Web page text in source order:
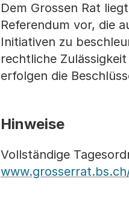
Dem Grossen Rat
Referendum vor, die
Initiativen zu
rechtliche
erfolgen die
Hinweise
Vollständige